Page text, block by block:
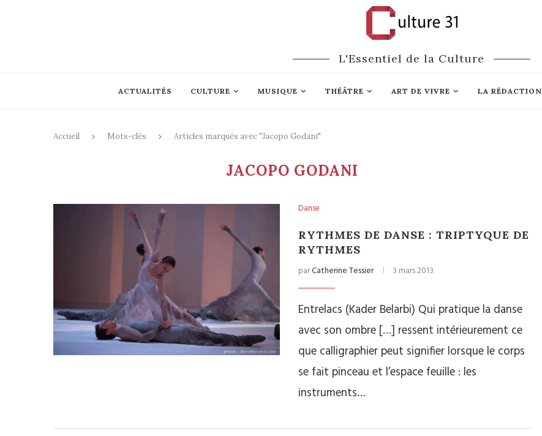
L'Essentiel de la Culture
ACTUALITÉS CULTURE MUSIQUE THÉÂTRE ART DE VIVRE LA RÉDACTION
Accueil Mots-clés Articles marqués avec "Jacopo Godani"
JACOPO GODANI
Danse
RYTHMES DE DANSE : TRIPTYQUE DE
RYTHMES
parCatherine Tessier 3 mars 2013
Entrelacs (Kader Belarbi) Qui pratique la danse
avec son ombre […] ressent intérieurement ce
que calligraphier peut signifier lorsque le corps
se fait pinceau et l’espace feuille : les
instruments…